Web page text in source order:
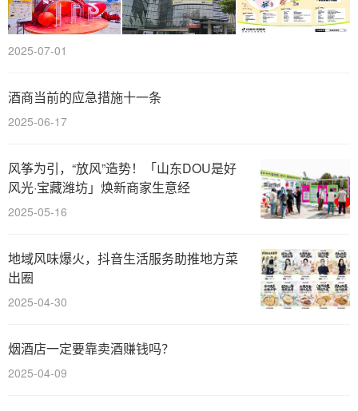
2025-07-01
酒商当前的应急措施十一条
2025-06-17
风筝为引，“放风”造势！「山东DOU是好
风光·宝藏潍坊」焕新商家生意经
2025-05-16
地域风味爆火，抖音生活服务助推地方菜
出圈
2025-04-30
烟酒店一定要靠卖酒赚钱吗？
2025-04-09